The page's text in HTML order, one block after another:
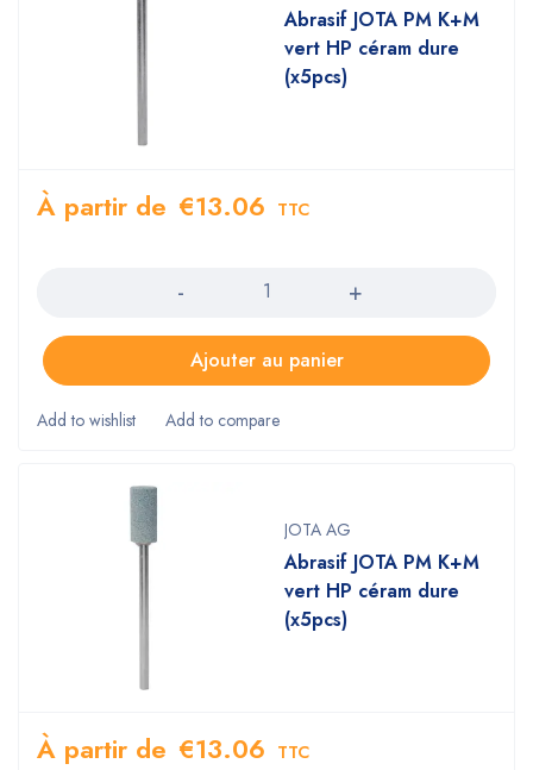
Abrasif JOTA PM K+M
vert HP céram dure
(x5pcs)
À partir de €13.06 TTC
Ajouter au panier
JOTA AG
Abrasif JOTA PM K+M
vert HP céram dure
(x5pcs)
À partir de €13.06 TTC